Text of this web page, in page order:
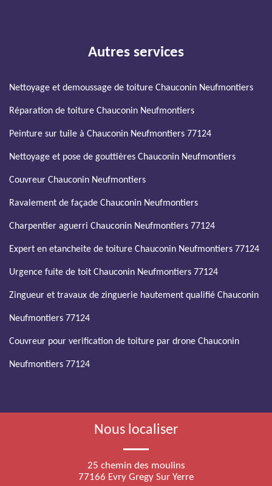
Autres services
Nettoyage et demoussage de toiture Chauconin Neufmontiers
Réparation de toiture Chauconin Neufmontiers
Peinture sur tuile à Chauconin Neufmontiers 77124
Nettoyage et pose de gouttières Chauconin Neufmontiers
Couvreur Chauconin Neufmontiers
Ravalement de façade Chauconin Neufmontiers
Charpentier aguerri Chauconin Neufmontiers 77124
Expert en etancheite de toiture Chauconin Neufmontiers 77124
Urgence fuite de toit Chauconin Neufmontiers 77124
Zingueur et travaux de zinguerie hautement qualifié Chauconin
Neufmontiers 77124
Couvreur pour verification de toiture par drone Chauconin
Neufmontiers 77124
Nous localiser
25 chemin des moulins
77166 Evry Gregy Sur Yerre